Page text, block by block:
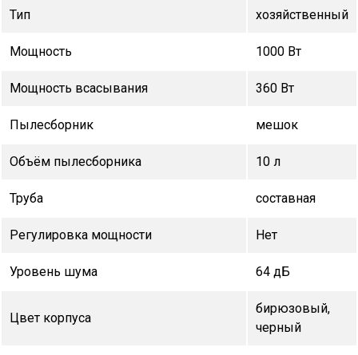
Тип хозяйственный
Мощность 1000 Вт
Мощность всасывания 360 Вт
Пылесборник мешок
Объём пылесборника 10 л
Труба составная
Регулировка мощности Нет
Уровень шума 64 дБ
Цвет корпуса
бирюзовый,
черный